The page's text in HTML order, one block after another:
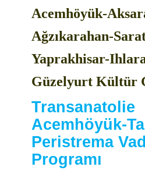
Acemhöyük-
Ağzıkarahan-
Yaprakhisar-
Güzelyurt Kültür
Transanatolie
Acemhöyük-
Peristrema
Programı